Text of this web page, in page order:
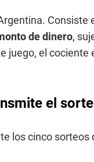
Consiste
de dinero,
juego, el
el
los cinco sorteos